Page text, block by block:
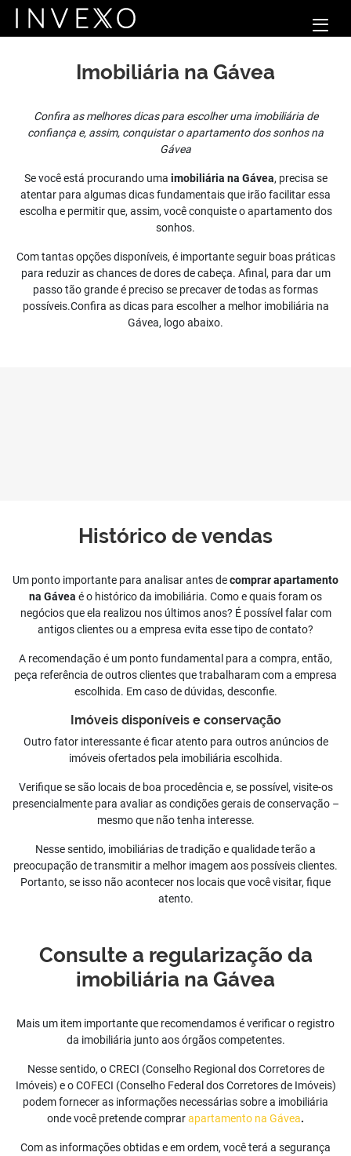
Imobiliária na Gávea
Confira as melhores dicas para escolher uma imobiliária de
confiança e, assim, conquistar o apartamento dos sonhos na
Gávea
Se você está procurando uma imobiliária na Gávea, precisa se
atentar para algumas dicas fundamentais que irão facilitar essa
escolha e permitir que, assim, você conquiste o apartamento dos
sonhos.
Com tantas opções disponíveis, é importante seguir boas práticas
para reduzir as chances de dores de cabeça. Afinal, para dar um
passo tão grande é preciso se precaver de todas as formas
possíveis.Confira as dicas para escolher a melhor imobiliária na
Gávea, logo abaixo.
Histórico de vendas
Um ponto importante para analisar antes decomprar apartamento
na Gávea é o histórico da imobiliária. Como e quais foram os
negócios que ela realizou nos últimos anos? É possível falar com
antigos clientes ou a empresa evita esse tipo de contato?
A recomendação é um ponto fundamental para a compra, então,
peça referência de outros clientes que trabalharam com a empresa
escolhida. Em caso de dúvidas, desconfie.
Imóveis disponíveis e conservação
Outro fator interessante é ficar atento para outros anúncios de
imóveis ofertados pela imobiliária escolhida.
Verifique se são locais de boa procedência e, se possível, visite-os
presencialmente para avaliar as condições gerais de conservação –
mesmo que não tenha interesse.
Nesse sentido, imobiliárias de tradição e qualidade terão a
preocupação de transmitir a melhor imagem aos possíveis clientes.
Portanto, se isso não acontecer nos locais que você visitar, fique
atento.
Consulte a regularização da
imobiliária na Gávea
Mais um item importante que recomendamos é verificar o registro
da imobiliária junto aos órgãos competentes.
Nesse sentido, o CRECI (Conselho Regional dos Corretores de
Imóveis) e o COFECI (Conselho Federal dos Corretores de Imóveis)
podem fornecer as informações necessárias sobre a imobiliária
onde você pretende comprarapartamento na Gávea.
Com as informações obtidas e em ordem, você terá a segurança